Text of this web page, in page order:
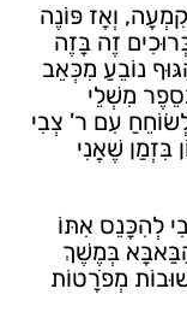
וְאָז פּוֹנֶה
זֶה בָּזֶה
נוֹבֵעַ מִכְּאֵב
מִשְׁלֵי
עִם ר' צְבִי
בִּזְמַן שֶׁאֲנִי
לְהִכָּנֵס אִתּוֹ
בְּמֶשֶׁךְ
מְפֹרָטוֹת